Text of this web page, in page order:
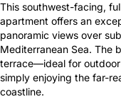
This southwest-facing,
apartment offers an
panoramic views over
Mediterranean Sea. The
terrace—ideal for
simply enjoying the far-
coastline.